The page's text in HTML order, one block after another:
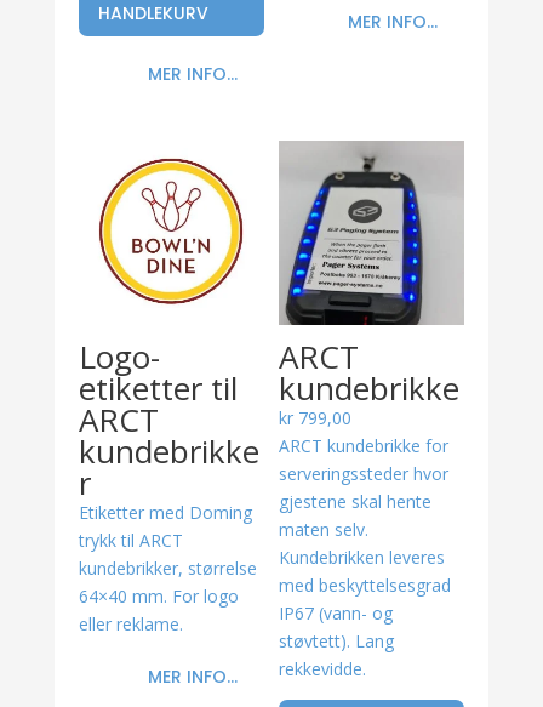
HANDLEKURV
MER INFO...
MER INFO...
Logo-
etiketter til
ARCT
kundebrikke
r
Etiketter med Doming
trykk til ARCT
kundebrikker, størrelse
64×40 mm. For logo
eller reklame.
MER INFO...
ARCT
kundebrikke
kr 799,00
ARCT kundebrikke for
serveringssteder hvor
gjestene skal hente
maten selv.
Kundebrikken leveres
med beskyttelsesgrad
IP67 (vann- og
støvtett). Lang
rekkevidde.